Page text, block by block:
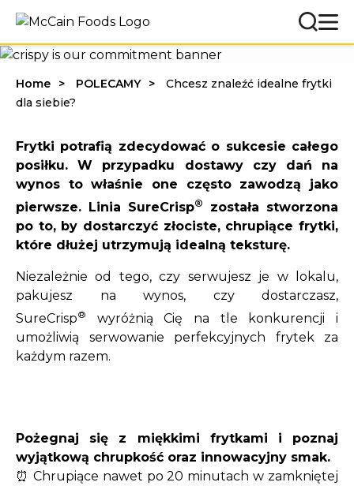
Home POLECAMY
Chcesz znaleźć idealne frytki
dla siebie?
Frytki potrafią zdecydować o sukcesie całego
posiłku. W przypadku dostawy czy dań na
wynos to właśnie one często zawodzą jako
pierwsze. Linia SureCrisp®
została stworzona
po to, by dostarczyć złociste, chrupiące frytki,
które dłużej utrzymują idealną teksturę.
Niezależnie od tego, czy serwujesz je w lokalu,
pakujesz na wynos, czy dostarczasz,
SureCrisp®
wyróżnią Cię na tle konkurencji i
umożliwią serwowanie perfekcyjnych frytek za
każdym razem.
Pożegnaj się z miękkimi frytkami i poznaj
wyjątkową chrupkość oraz innowacyjny smak.
⏰ Chrupiące nawet po 20 minutach w zamkniętej